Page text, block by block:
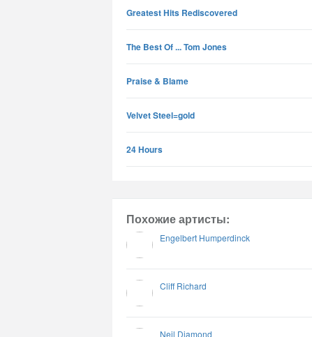
Greatest Hits Rediscovered
The Best Of ... Tom Jones
Praise & Blame
Velvet Steel=gold
24 Hours
Похожие артисты:
Engelbert Humperdinck
Cliff Richard
Neil Diamond